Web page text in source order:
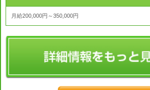
月給200,000円～350,000円